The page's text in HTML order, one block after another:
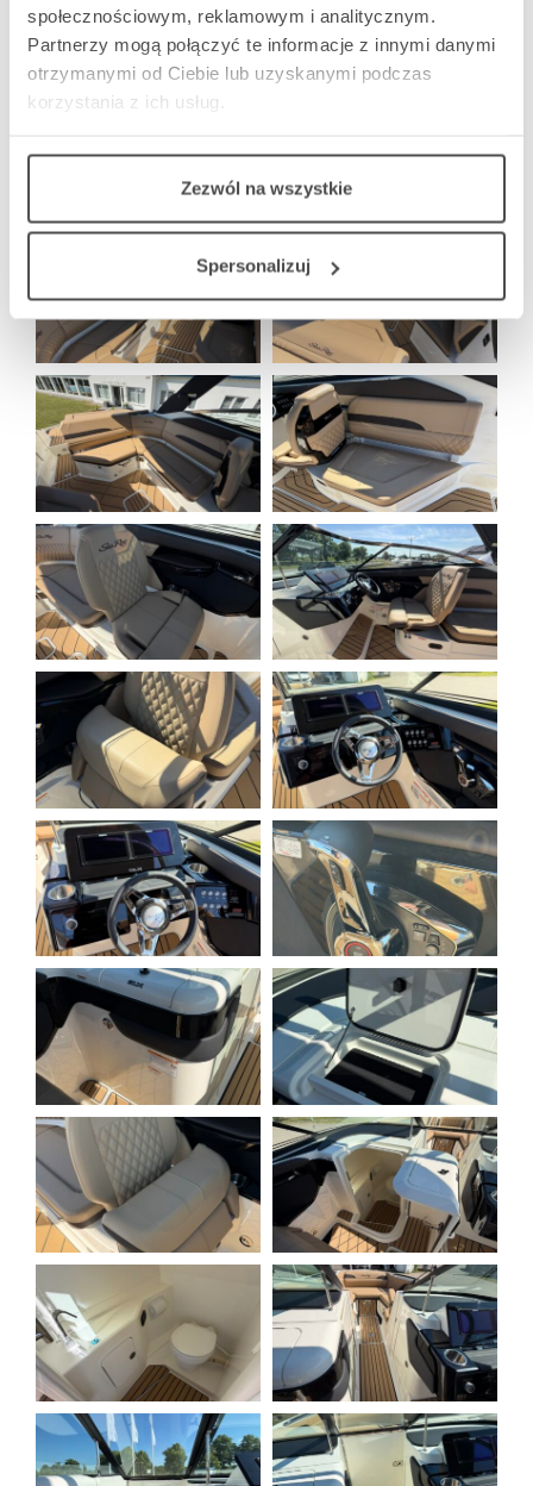
społecznościowym, reklamowym i analitycznym.
Partnerzy mogą połączyć te informacje z innymi danymi
otrzymanymi od Ciebie lub uzyskanymi podczas
korzystania z ich usług.
Zezwól na wszystkie
Spersonalizuj